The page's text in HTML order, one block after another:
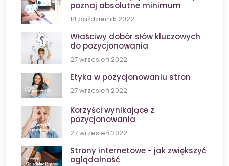
poznaj absolutne minimum
14 październik 2022
Właściwy dobór słów kluczowych
do pozycjonowania
27 wrzesień 2022
Etyka w pozycjonowaniu stron
27 wrzesień 2022
Korzyści wynikające z
pozycjonowania
27 wrzesień 2022
Strony internetowe - jak zwiększyć
oglądalność